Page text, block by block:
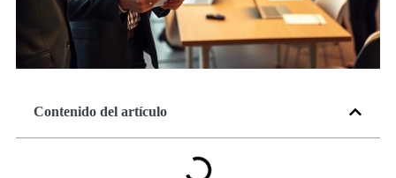
Contenido del artículo